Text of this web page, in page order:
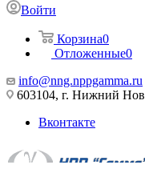
Войти
Корзина0
Отложенные0
info@nng.nppgamma.ru
603104, г. Нижний
Вконтакте